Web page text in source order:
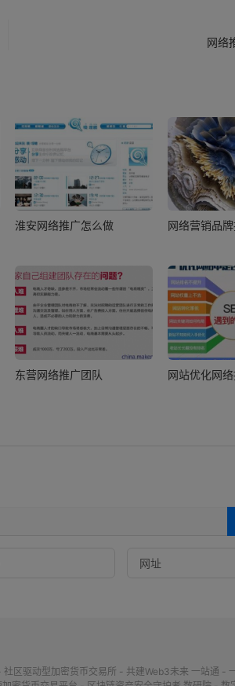
网络
淮安网络推广怎么做 网络营销品
东营网络推广团队 网站优化网
社区驱动型加密货币交易所 - 共建Web3未来 一站通 -